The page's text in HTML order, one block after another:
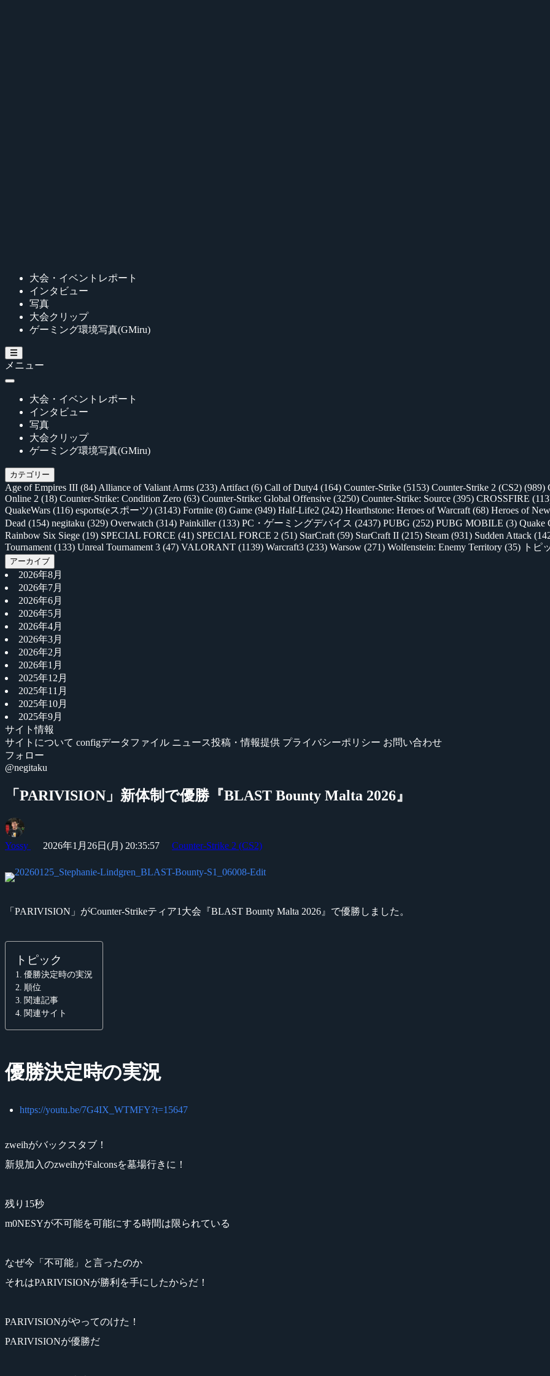
大会・イベントレポート
インタビュー
写真
大会クリップ
ゲーミング環境写真(GMiru)
メニュー
大会・イベントレポート
インタビュー
写真
大会クリップ
ゲーミング環境写真(GMiru)
カテゴリー
Age of Empires III (84) Alliance of Valiant Arms (233) Artifact (6) Call of Duty4 (164) Counter-Strike (5153) Counter-Strike 2 (CS2) (989)
Online 2 (18) Counter-Strike: Condition Zero (63) Counter-Strike: Global Offensive (3250) Counter-Strike: Source (395) CROSSFIRE
QuakeWars (116) esports(eスポーツ) (3143) Fortnite (8) Game (949) Half-Life2 (242) Hearthstone: Heroes of Warcraft (68) Heroes of
Dead (154) negitaku (329) Overwatch (314) Painkiller(133) PC・ゲーミングデバイス (2437) PUBG (252) PUBG MOBILE (3) Quake
Rainbow Six Siege (19) SPECIAL FORCE (41) SPECIAL FORCE 2 (51) StarCraft (59) StarCraft II (215) Steam (931) Sudden Attack
Tournament (133) Unreal Tournament 3 (47) VALORANT (1139) Warcraft3 (233) Warsow (271) Wolfenstein: Enemy Territory (35) トピ
アーカイブ
2026年8月
2026年7月
2026年6月
2026年5月
2026年4月
2026年3月
2026年2月
2026年1月
2025年12月
2025年11月
2025年10月
2025年9月
サイト情報
サイトについて configデータファイル ニュース投稿・情報提供 プライバシーポリシー お問い合わせ
フォロー
@negitaku
「PARIVISION」新体制で優勝『BLAST Bounty Malta 2026』
Yossy 2026年1月26日(月) 20:35:57 Counter-Strike 2 (CS2)
「PARIVISION」がCounter-Strikeティア1大会『BLAST Bounty Malta 2026』で優勝しました。
トピック
優勝決定時の実況
順位
関連記事
関連サイト
優勝決定時の実況
https://youtu.be/7G4IX_WTMFY?t=15647
zweihがバックスタブ！
新規加入のzweihがFalconsを墓場行きに！
残り15秒
m0NESYが不可能を可能にする時間は限られている
なぜ今「不可能」と言ったのか
それはPARIVISIONが勝利を手にしたからだ！
PARIVISIONがやってのけた！
PARIVISIONが優勝だ